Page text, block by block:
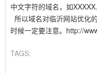
中文字符的域名，如XXXXX.
所以域名对临沂网站优化
时候一定要注意。http://
TAGS: